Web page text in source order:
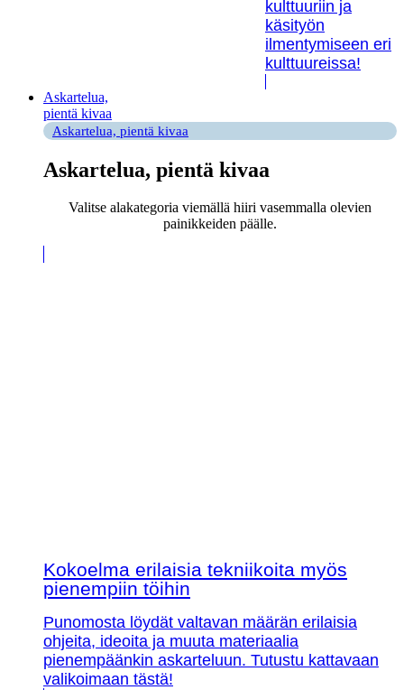
kulttuuriin ja
käsityön
ilmentymiseen eri
kulttuureissa!
Askartelua,
pientä kivaa
Askartelua, pientä kivaa
Askartelua, pientä kivaa
Valitse alakategoria viemällä hiiri vasemmalla olevien
painikkeiden päälle.
Kokoelma erilaisia tekniikoita myös
pienempiin töihin
Punomosta löydät valtavan määrän erilaisia
ohjeita, ideoita ja muuta materiaalia
pienempäänkin askarteluun. Tutustu kattavaan
valikoimaan tästä!